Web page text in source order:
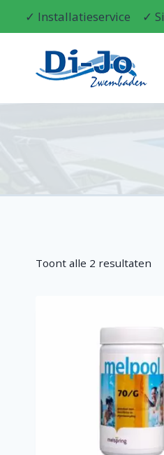
Doorgaan✓ Installatieservice ✓
Toont alle 2 resultaten